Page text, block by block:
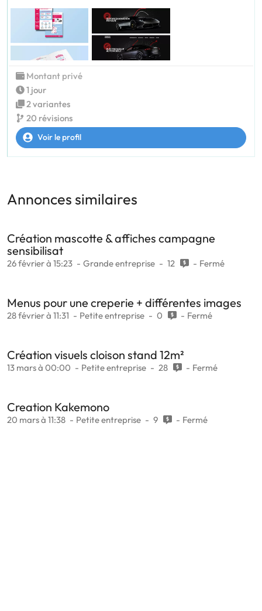
Montant privé
1 jour
2 variantes
20 révisions
Voir le profil
Annonces similaires
Création mascotte & affiches campagne
sensibilisat
26 février à 15:23 Grande entreprise 12 Fermé
Menus pour une creperie + différentes images
28 février à 11:31 Petite entreprise 0 Fermé
Création visuels cloison stand 12m²
13 mars à 00:00 Petite entreprise 28 Fermé
Creation Kakemono
20 mars à 11:38 Petite entreprise 9 Fermé